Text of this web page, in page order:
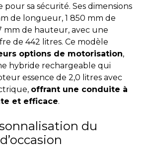
sa sécurité. Ses dimensions
de longueur, 1 850 mm de
mm de hauteur, avec une
de 442 litres. Ce modèle
options de motorisation,
hybride rechargeable qui
essence de 2,0 litres avec
offrant une conduite à
et efficace.
du